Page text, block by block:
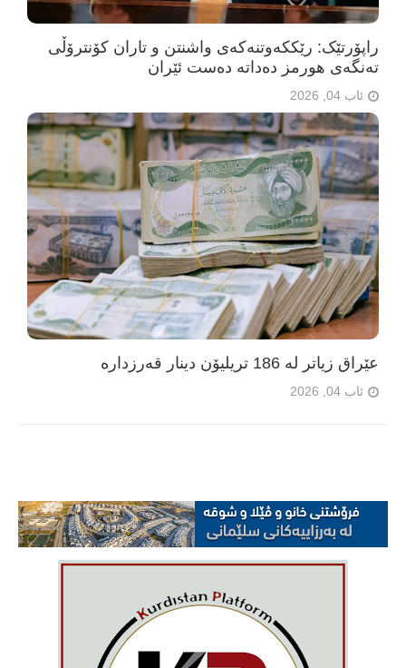
راپۆرتێک: رێککەوتنەکەی واشنتن و تاران کۆنترۆڵی
تەنگەی هورمز دەداتە دەست ئێران
ئاب 04, 2026
عێراق زیاتر لە 186 تریلیۆن دینار قەرزدارە
ئاب 04, 2026